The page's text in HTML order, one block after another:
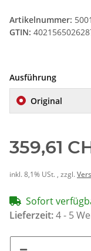
Artikelnummer:
GTIN:
Ausführung
Original
359,61
inkl. 8,1% USt. , zzgl.
Sofort
Lieferzeit:4 - 5